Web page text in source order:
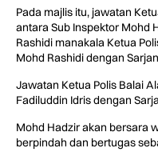
Pada majlis itu, jawatan
antara Sub Inspektor Mohd
Rashidi manakala Ketua
Mohd Rashidi dengan
Jawatan Ketua Polis Balai
Fadiluddin Idris dengan
Mohd Hadzir akan bersara
berpindah dan bertugas